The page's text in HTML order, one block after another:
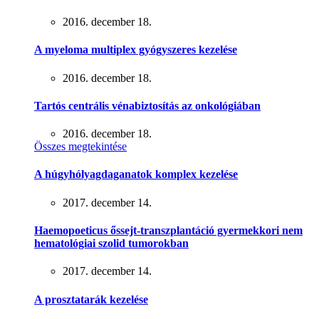
2016. december 18.
A myeloma multiplex gyógyszeres kezelése
2016. december 18.
Tartós centrális vénabiztosítás az onkológiában
2016. december 18.
Összes megtekintése
A húgyhólyagdaganatok komplex kezelése
2017. december 14.
Haemopoeticus őssejt-transzplantáció gyermekkori nem
hematológiai szolid tumorokban
2017. december 14.
A prosztatarák kezelése